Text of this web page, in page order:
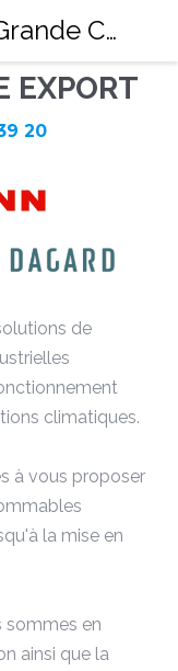
EXPORT
20
de
climatiques.
à vous proposer
la mise en
sommes en
ainsi que la
Chambres froides - Grande Cuisine Export